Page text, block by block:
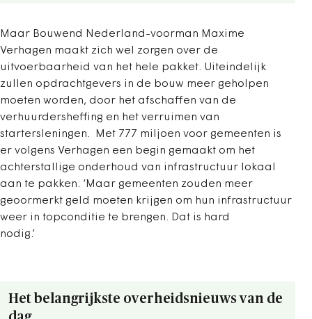
Maar Bouwend Nederland-voorman Maxime
Verhagen maakt zich wel zorgen over de
uitvoerbaarheid van het hele pakket. Uiteindelijk
zullen opdrachtgevers in de bouw meer geholpen
moeten worden, door het afschaffen van de
verhuurdersheffing en het verruimen van
startersleningen. Met 777 miljoen voor gemeenten is
er volgens Verhagen een begin gemaakt om het
achterstallige onderhoud van infrastructuur lokaal
aan te pakken. ‘Maar gemeenten zouden meer
geoormerkt geld moeten krijgen om hun infrastructuur
weer in topconditie te brengen. Dat is hard
nodig.’
Het belangrijkste overheidsnieuws van de